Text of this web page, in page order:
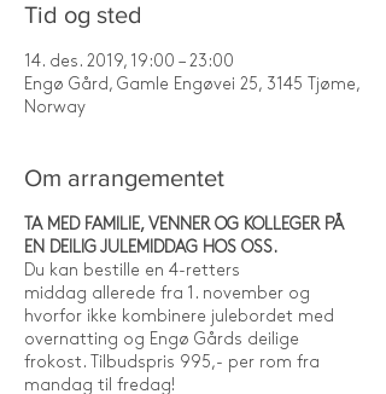
Tid og sted
14. des. 2019, 19:00 – 23:00
Engø Gård, Gamle Engøvei 25, 3145 Tjøme,
Norway
Om arrangementet
TA MED FAMILIE, VENNER OG KOLLEGER PÅ
EN DEILIG JULEMIDDAG HOS OSS.
Du kan bestille en 4-retters
middag allerede fra 1. november og
hvorfor ikke kombinere julebordet med
overnatting og Engø Gårds deilige
frokost. Tilbudspris 995,- per rom fra
mandag til fredag!